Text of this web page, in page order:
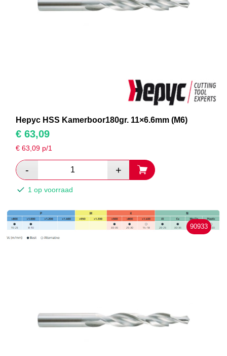
Hepyc HSS Kamerboor180gr. 11×6.6mm (M6)
€ 63,09
€63,09 p/1
1 op voorraad
90933